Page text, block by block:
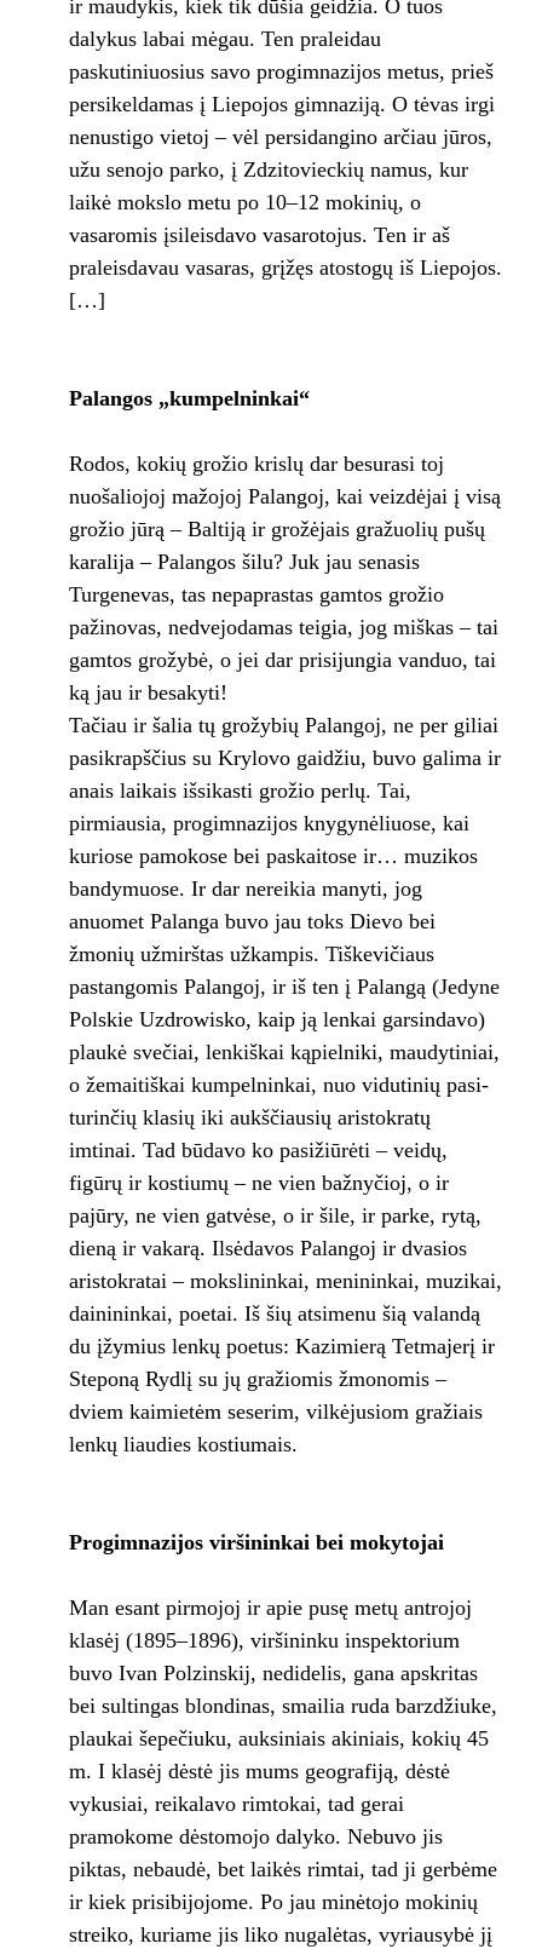
ir maudykis, kiek tik dūšia geidžia. O tuos
dalykus labai mėgau. Ten pra­leidau
paskutiniuosius savo progimnazijos metus, prieš
persikeldamas į Liepojos gimna­ziją. O tėvas irgi
nenustigo vietoj – vėl persidangino arčiau jūros,
užu senojo parko, į Zdzitovieckių namus, kur
laikė mokslo metu po 10–12 mokinių, o
vasaromis įsileisdavo va­sarotojus. Ten ir aš
praleisdavau vasaras, grį­žęs atostogų iš Liepojos.
[…]
Palangos „kumpelninkai“
Rodos, kokių grožio krislų dar besurasi toj
nuošaliojoj mažojoj Palangoj, kai veizdėjai į visą
grožio jūrą – Baltiją ir grožėjais gra­žuolių pušų
karalija – Palangos šilu? Juk jau senasis
Turgenevas, tas nepaprastas gamtos grožio
pažinovas, nedvejodamas teigia, jog miškas – tai
gamtos grožybė, o jei dar prisi­jungia vanduo, tai
ką jau ir besakyti!
Tačiau ir šalia tų grožybių Palangoj, ne per giliai
pasikrapščius su Krylovo gaidžiu, buvo galima ir
anais laikais išsikasti grožio perlų. Tai,
pirmiausia, progimnazijos knygy­nėliuose, kai
kuriose pamokose bei paskaito­se ir… muzikos
bandymuose. Ir dar nereikia manyti, jog
anuomet Palanga buvo jau toks Dievo bei
žmonių užmirštas užkampis. Tiškevičiaus
pastangomis Palangoj, ir iš ten į Palangą (Jedyne
Polskie Uzdrowisko, kaip ją lenkai garsindavo)
plaukė sve­čiai, lenkiškai kąpielniki, maudytiniai,
o že­maitiškai kumpelninkai, nuo vidutinių pasi­
turinčių klasių iki aukščiausių aristokratų
imtinai. Tad būdavo ko pasižiūrėti – veidų,
figūrų ir kostiumų – ne vien bažnyčioj, o ir
pajūry, ne vien gatvėse, o ir šile, ir parke, ry­tą,
dieną ir vakarą. Ilsėdavos Palangoj ir dva­sios
aristokratai – mokslininkai, menininkai, muzikai,
dainininkai, poetai. Iš šių atsimenu šią valandą
du įžymius lenkų poetus: Kazi­mierą Tetmajerį ir
Steponą Rydlį su jų gra­žiomis žmonomis –
dviem kaimietėm sese­rim, vilkėjusiom gražiais
lenkų liaudies kos­tiumais.
Progimnazijos viršininkai bei mokytojai
Man esant pirmojoj ir apie pusę metų antrojoj
klasėj (1895–1896), viršininku inspektorium
buvo Ivan Polzinskij, nedidelis, gana apskritas
bei sultingas blondinas, smai­lia ruda barzdžiuke,
plaukai šepečiuku, auksi­niais akiniais, kokių 45
m. I klasėj dėstė jis mums geografiją, dėstė
vykusiai, reikalavo rimtokai, tad gerai
pramokome dėstomojo da­lyko. Nebuvo jis
piktas, nebaudė, bet laikės rimtai, tad ji gerbėme
ir kiek prisibijojome. Po jau minėtojo mokinių
streiko, kuriame jis liko nugalėtas, vyriausybė jį